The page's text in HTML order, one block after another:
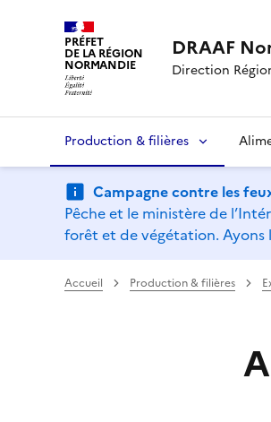
PRÉFET
DE LA RÉGION
NORMANDIE
DRAAF
Direction
Production & filières
Campagne contre les
Pêche et le ministère de
forêt et de végétation. Ayons
Accueil Production & filières